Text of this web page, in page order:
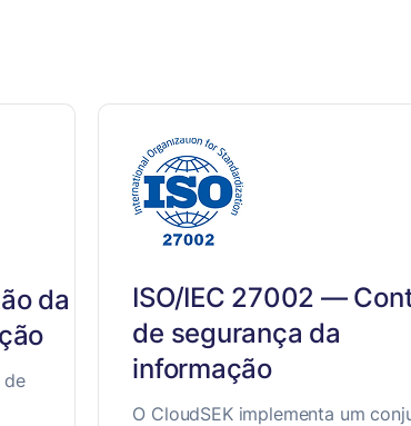
da
de
ISO/IEC 27002 —
de segurança da
informação
O CloudSEK implementa um